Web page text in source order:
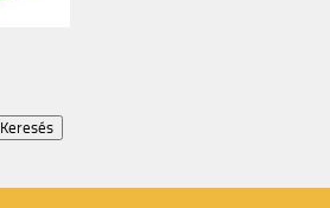
Keresés